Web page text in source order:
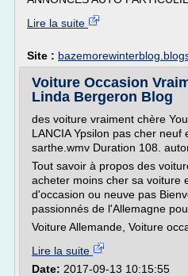
Lire la suite
Site :
Voiture Occasion
Linda Bergeron Blog
des voiture vraiment chère
LANCIA Ypsilon pas cher
sarthe.wmv Duration 108.
Tout savoir à propos des
acheter moins cher sa voiture
d'occasion ou neuve pas
passionnés de l'Allemagne
Voiture Allemande, Voiture
Lire la suite
Date: 2017-09-13 10:15:55